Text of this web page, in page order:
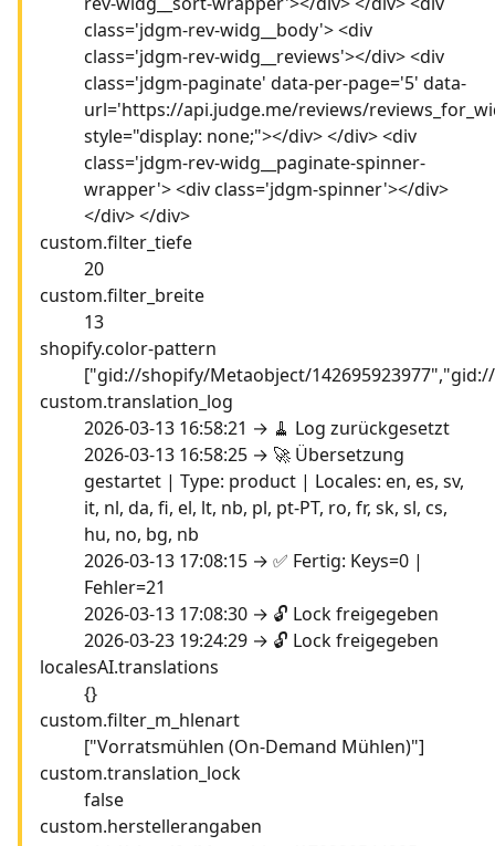
class='jdgm-rev-widg__body'> <div
class='jdgm-rev-widg__reviews'></div> <div
class='jdgm-paginate' data-per-page='5' data-
url='https://api.judge.me/reviews/
style="display: none;"></div> </div> <div
class='jdgm-rev-widg__paginate-spinner-
wrapper'> <div class='jdgm-spinner'></div>
</div> </div>
custom.filter_tiefe
20
custom.filter_breite
13
shopify.color-pattern
["gid://shopify/Metaobject/
custom.translation_log
2026-03-13 16:58:21 → 🧹 Log zurückgesetzt
2026-03-13 16:58:25 → 🚀 Übersetzung
gestartet | Type: product | Locales: en, es, sv,
it, nl, da, fi, el, lt, nb, pl, pt-PT, ro, fr, sk, sl, cs,
hu, no, bg, nb
2026-03-13 17:08:15 → ✅ Fertig: Keys=0 |
Fehler=21
2026-03-13 17:08:30 → 🔓 Lock freigegeben
2026-03-23 19:24:29 → 🔓 Lock freigegeben
localesAI.translations
{}
custom.filter_m_hlenart
["Vorratsmühlen (On-Demand Mühlen)"]
custom.translation_lock
false
custom.herstellerangaben